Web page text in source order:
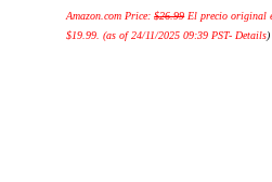
Amazon.com Price:$26.99 El precio original
$19.99. (as of 24/11/2025 09:39 PST- Details)